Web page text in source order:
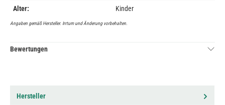
Alter:
Kinder
Angaben gemäß Hersteller. Irrtum und Änderung vorbehalten.
Bewertungen
Hersteller